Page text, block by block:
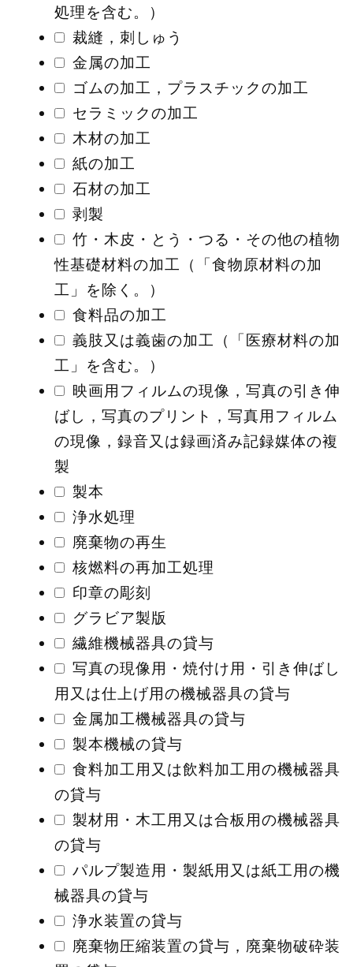
処理を含む。）
裁縫，刺しゅう
金属の加工
ゴムの加工，プラスチックの加工
セラミックの加工
木材の加工
紙の加工
石材の加工
剥製
竹・木皮・とう・つる・その他の植物
性基礎材料の加工（「食物原材料の加
工」を除く。）
食料品の加工
義肢又は義歯の加工（「医療材料の加
工」を含む。）
映画用フィルムの現像，写真の引き伸
ばし，写真のプリント，写真用フィルム
の現像，録音又は録画済み記録媒体の複
製
製本
浄水処理
廃棄物の再生
核燃料の再加工処理
印章の彫刻
グラビア製版
繊維機械器具の貸与
写真の現像用・焼付け用・引き伸ばし
用又は仕上げ用の機械器具の貸与
金属加工機械器具の貸与
製本機械の貸与
食料加工用又は飲料加工用の機械器具
の貸与
製材用・木工用又は合板用の機械器具
の貸与
パルプ製造用・製紙用又は紙工用の機
械器具の貸与
浄水装置の貸与
廃棄物圧縮装置の貸与，廃棄物破砕装